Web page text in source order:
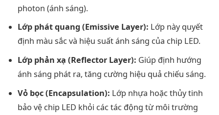
photon (ánh sáng).
Lớp phát quang (Emissive Layer): Lớp này quyết
định màu sắc và hiệu suất ánh sáng của chip LED.
Lớp phản xạ (Reflector Layer): Giúp định hướng
ánh sáng phát ra, tăng cường hiệu quả chiếu sáng.
Vỏ bọc (Encapsulation): Lớp nhựa hoặc thủy tinh
bảo vệ chip LED khỏi các tác động từ môi trường